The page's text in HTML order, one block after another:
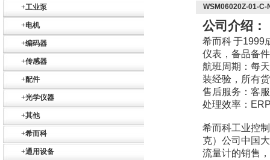
+工业泵
+电机
+编码器
+传感器
+配件
+光学仪器
+其他
+希而科
+通用设备
ZIGOR
WSM06020Z-01-C-
公司介绍：
希而科于1999
仪表，备品备
航班周期：每
装经验，所有
售后服务：客
处理效率：
希而科工业控
克）公司中国
流量计的销售